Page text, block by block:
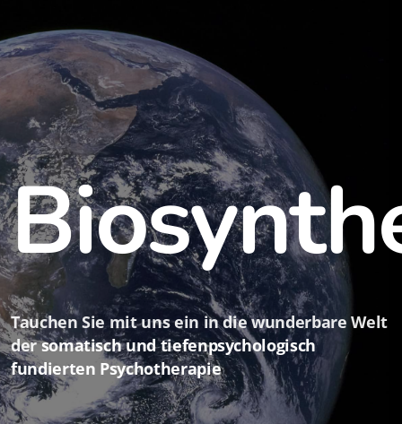
Tauchen Sie mit uns ein in die wunderbare Welt
dersomatisch und tiefenpsychologisch
fundierten Psychotherapie